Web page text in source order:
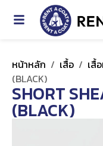
หน้าหลัก / เสื้อ / เสื้
(BLACK)
SHORT
(BLACK)